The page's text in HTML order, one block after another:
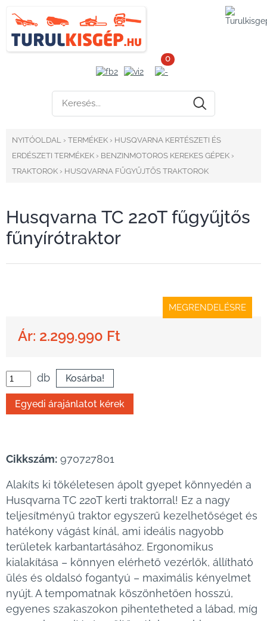
0
NYITÓOLDAL › TERMÉKEK › HUSQVARNA KERTÉSZETI ÉS
ERDÉSZETI TERMÉKEK › BENZINMOTOROS KEREKES GÉPEK ›
TRAKTOROK › HUSQVARNA FŰGYŰJTŐS TRAKTOROK
Husqvarna TC 220T fűgyűjtős
fűnyírótraktor
MEGRENDELÉSRE
Ár: 2.299.990 Ft
db
Cikkszám: 970727801
Alakíts ki tökéletesen ápolt gyepet könnyedén a
Husqvarna TC 220T kerti traktorral! Ez a nagy
teljesítményű traktor egyszerű kezelhetőséget és
hatékony vágást kínál, ami ideális nagyobb
területek karbantartásához. Ergonomikus
kialakítása – könnyen elérhető vezérlők, állítható
ülés és oldalsó fogantyú – maximális kényelmet
nyújt. A tempomatnak köszönhetően hosszú,
egyenes szakaszokon pihentetheted a lábad, míg